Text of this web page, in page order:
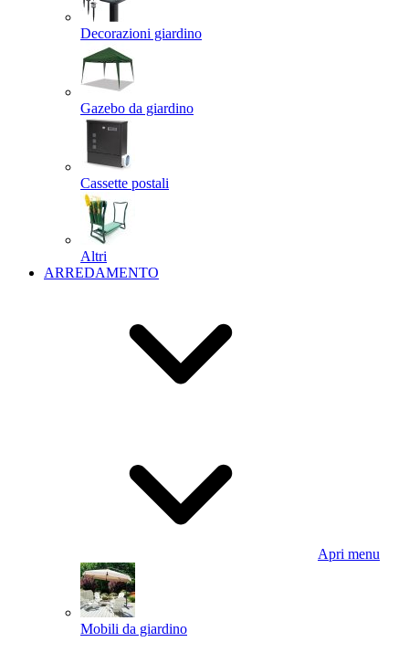
Decorazioni giardino
Gazebo da giardino
Cassette postali
Altri
ARREDAMENTO
Apri menu
Mobili da giardino